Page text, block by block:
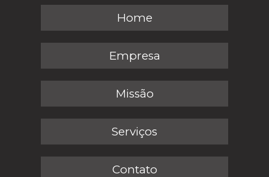
Home
Empresa
Missão
Serviços
Contato